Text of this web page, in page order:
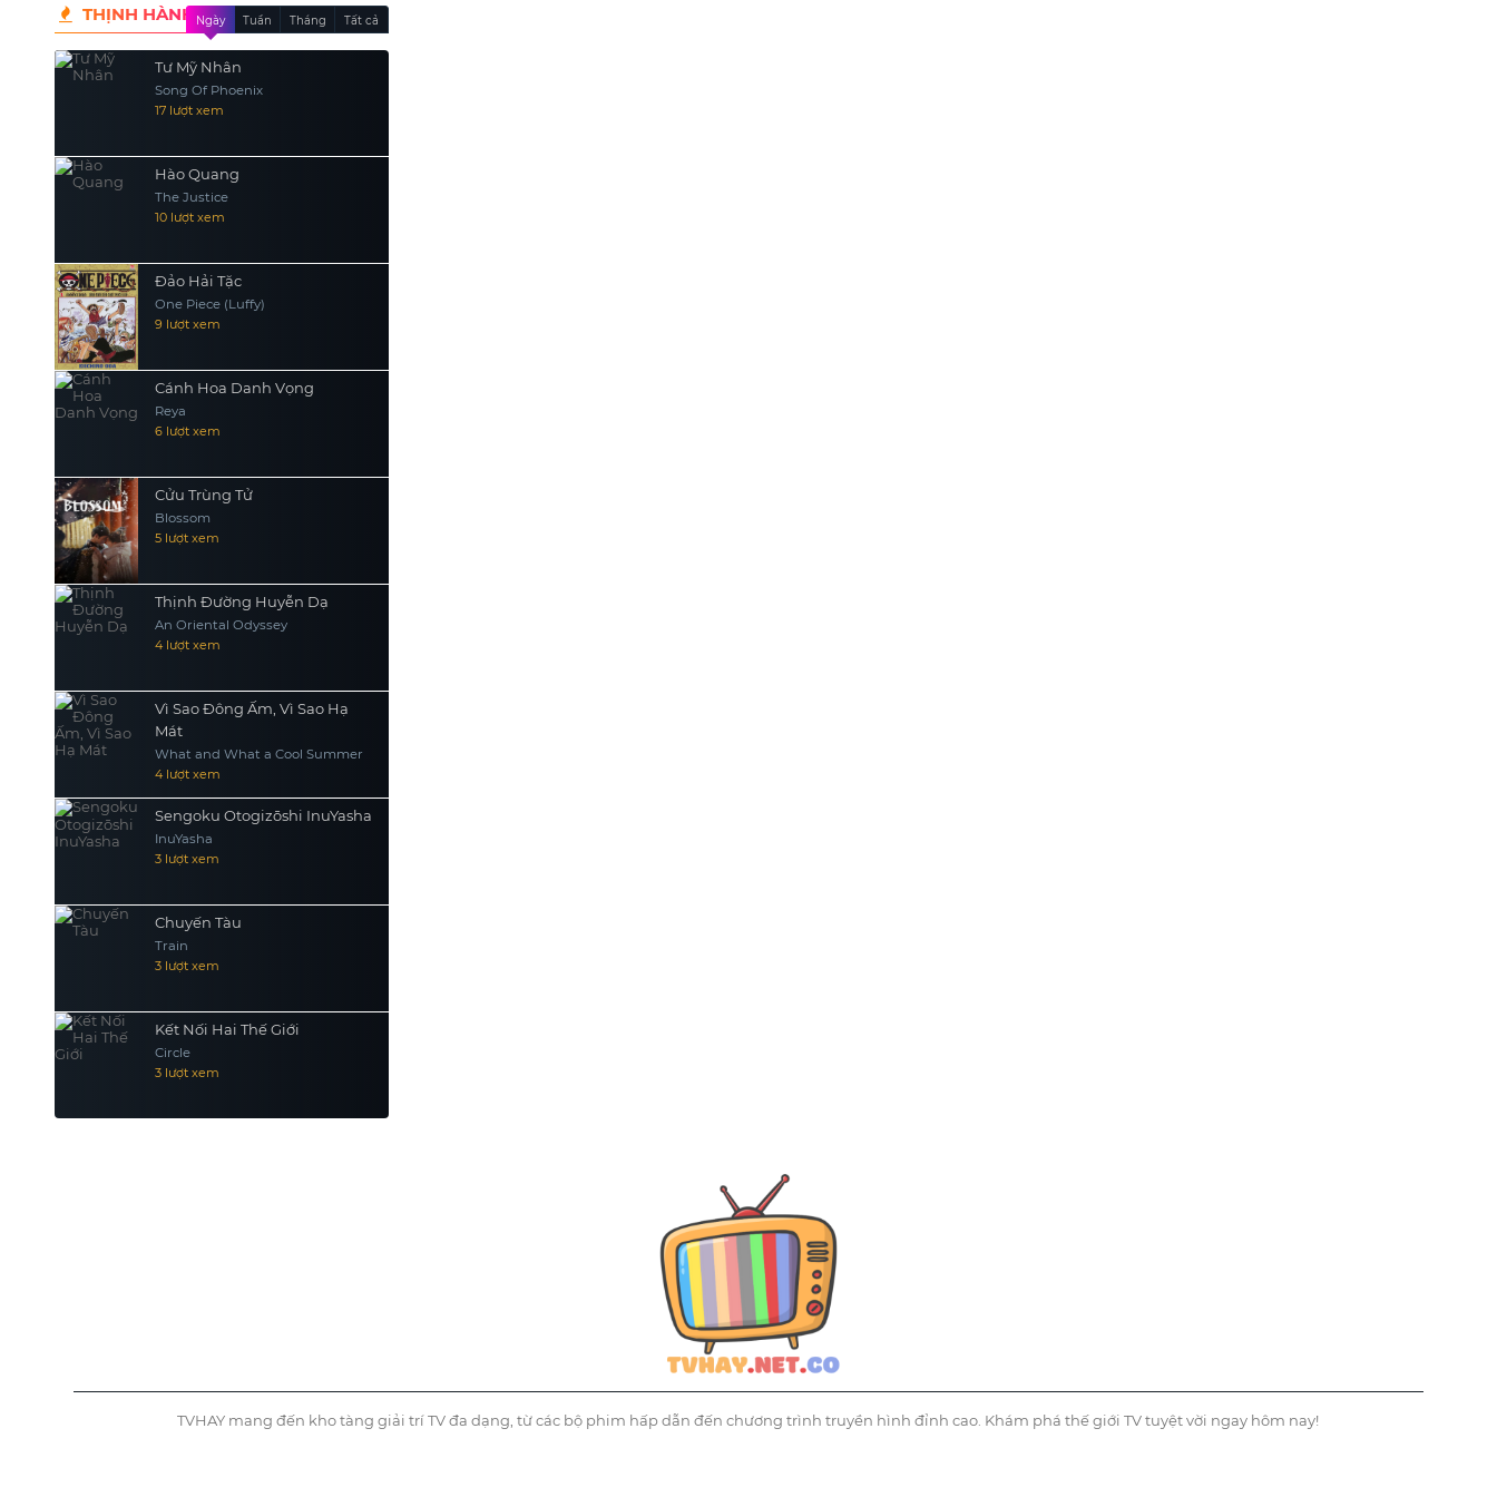
THỊNH HÀNH Ngày Tuần Tháng Tất cả
Tư Mỹ Nhân
Song Of Phoenix
17 lượt xem
Hào Quang
The Justice
10 lượt xem
Đảo Hải Tặc
One Piece (Luffy)
9 lượt xem
Cánh Hoa Danh Vọng
Reya
6 lượt xem
Cửu Trùng Tử
Blossom
5 lượt xem
Thịnh Đường Huyễn Dạ
An Oriental Odyssey
4 lượt xem
Vì Sao Đông Ấm, Vì Sao Hạ
Mát
What and What a Cool Summer
4 lượt xem
Sengoku Otogizōshi InuYasha
InuYasha
3 lượt xem
Chuyến Tàu
Train
3 lượt xem
Kết Nối Hai Thế Giới
Circle
3 lượt xem
TVHAY mang đến kho tàng giải trí TV đa dạng, từ các bộ phim hấp dẫn đến chương trình truyền hình đỉnh cao. Khám phá thế giới TV tuyệt vời ngay hôm nay!